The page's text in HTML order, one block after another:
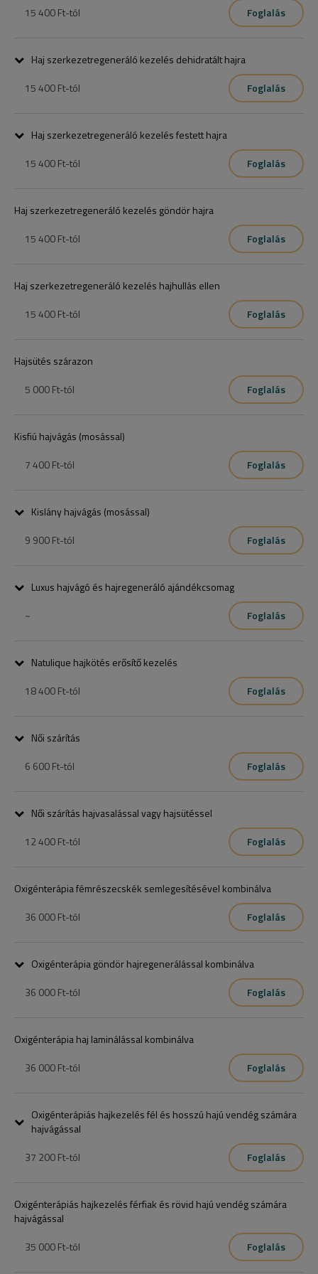
15 400 Ft-tól Foglalás
Haj szerkezetregeneráló kezelés dehidratált hajra
15 400 Ft-tól Foglalás
Haj szerkezetregeneráló kezelés festett hajra
15 400 Ft-tól Foglalás
Haj szerkezetregeneráló kezelés göndör hajra
15 400 Ft-tól Foglalás
Haj szerkezetregeneráló kezelés hajhullás ellen
15 400 Ft-tól Foglalás
Hajsütés szárazon
5 000 Ft-tól Foglalás
Kisfiú hajvágás (mosással)
7 400 Ft-tól Foglalás
Kislány hajvágás (mosással)
9 900 Ft-tól Foglalás
Luxus hajvágó és hajregeneráló ajándékcsomag
~
Foglalás
Natulique hajkötés erősítő kezelés
18 400 Ft-tól Foglalás
Női szárítás
6 600 Ft-tól
Foglalás
6.000.-,7.300.-,7.600.-
Női szárítás hajvasalással vagy hajsütéssel
12 400 Ft-tól Foglalás
Oxigénterápia fémrészecskék semlegesítésével kombinálva
36 000 Ft-tól Foglalás
Oxigénterápia göndör hajregenerálással kombinálva
36 000 Ft-tól Foglalás
Oxigénterápia haj laminálással kombinálva
36 000 Ft-tól Foglalás
Oxigénterápiás hajkezelés fél és hosszú hajú vendég számára
hajvágással
37 200 Ft-tól Foglalás
Oxigénterápiás hajkezelés férfiak és rövid hajú vendég számára
hajvágással
35 000 Ft-tól Foglalás